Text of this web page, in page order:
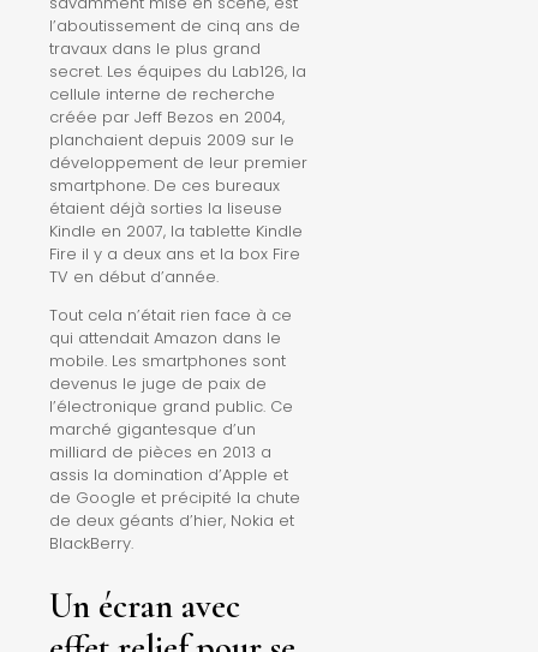
l’aboutissement de cinq ans de
travaux dans le plus grand
secret. Les équipes du Lab126, la
cellule interne de recherche
créée par Jeff Bezos en 2004,
planchaient depuis 2009 sur le
développement de leur premier
smartphone. De ces bureaux
étaient déjà sorties la liseuse
Kindle en 2007, la tablette Kindle
Fire il y a deux ans et la box Fire
TV en début d’année.
Tout cela n’était rien face à ce
qui attendait Amazon dans le
mobile. Les smartphones sont
devenus le juge de paix de
l’électronique grand public. Ce
marché gigantesque d’un
milliard de pièces en 2013 a
assis la domination d’Apple et
de Google et précipité la chute
de deux géants d’hier, Nokia et
BlackBerry.
Un écran avec